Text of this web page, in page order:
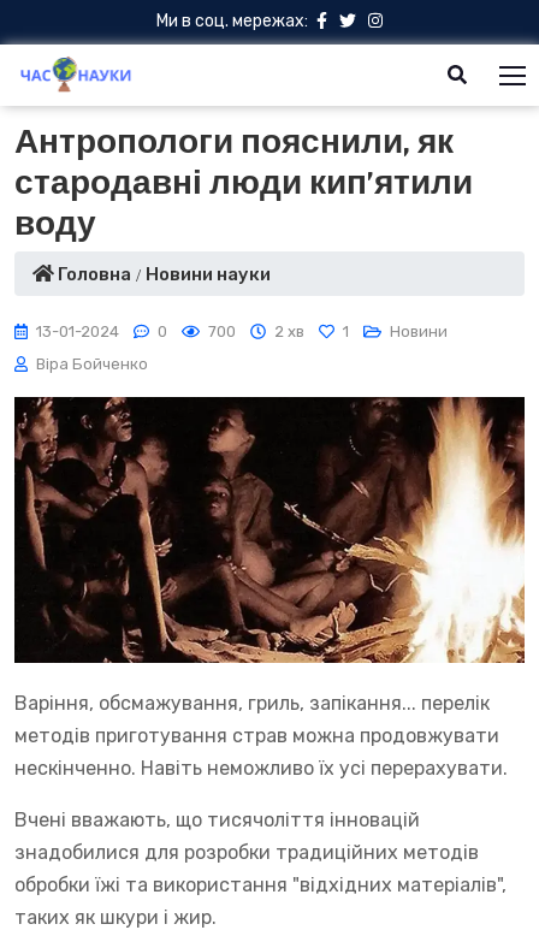
Ми в соц. мережах:
Антропологи пояснили, як
стародавні люди кип’ятили
воду
Головна Новини науки
13-01-2024 0 700 2 хв 1
Новини
Віра Бойченко
Варіння, обсмажування, гриль, запікання... перелік
методів приготування страв можна продовжувати
нескінченно. Навіть неможливо їх усі перерахувати.
Вчені вважають, що тисячоліття інновацій
знадобилися для розробки традиційних методів
обробки їжі та використання "відхідних матеріалів",
таких як шкури і жир.